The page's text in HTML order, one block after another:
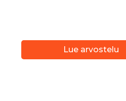
Lue arvostelu